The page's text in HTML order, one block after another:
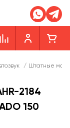
/ Штатные
2184
150